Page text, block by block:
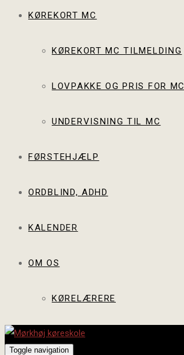
KØREKORT MC
KØREKORT MC TILMELDING
LOVPAKKE OG PRIS FOR MC
UNDERVISNING TIL MC
FØRSTEHJÆLP
ORDBLIND, ADHD
KALENDER
OM OS
KØRELÆRERE
Toggle navigation